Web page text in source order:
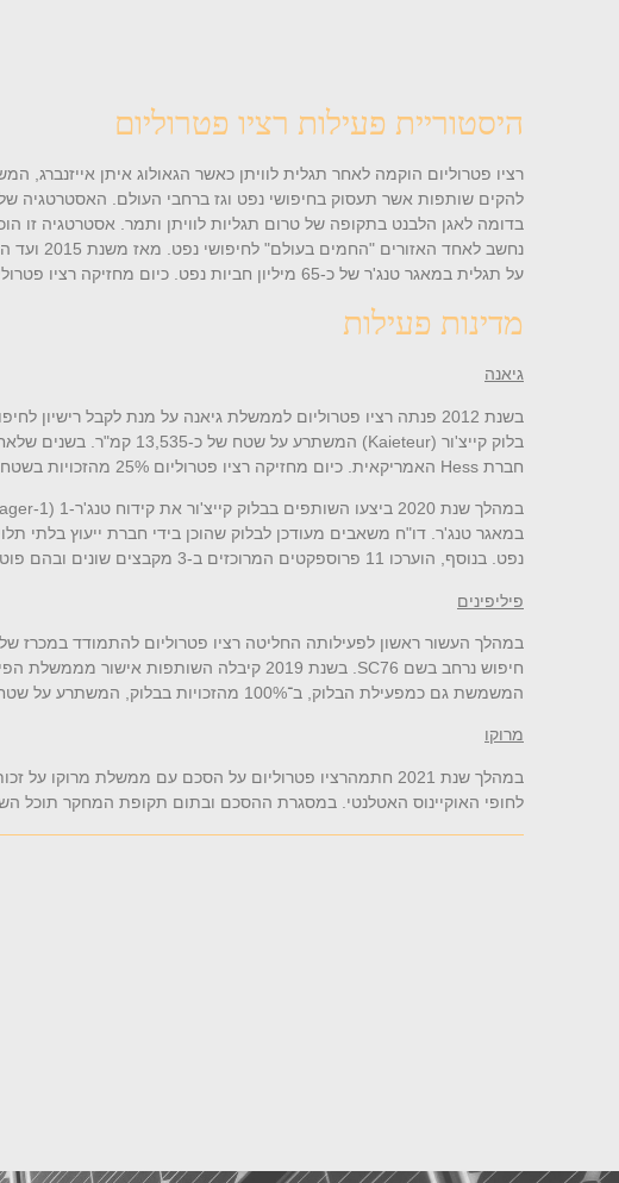
היסטוריית פעילות רציו פטרוליום
רציו פטרוליום הוקמה לאחר תגלית לוויתן כאשר הגאולוג איתן
להקים שותפות אשר תעסוק בחיפושי נפט וגז ברחבי העולם. האסטרטגיה של
בדומה לאגן הלבנט בתקופה של טרום תגליות לוויתן ותמר. אסטרטגיה זו
נחשב לאחד האזורים "החמים בעולם" לחיפושי נפט. מאז משנת 2015 ועד היום נתגלו באגן מעל 10 מיליארד חביות נפט בנות הפקה ביותר מ־20 תגליות.
על תגלית במאגר טנג'ר של כ-65 מיליון חביות נפט. כיום מחזיקה רציו פטרוליום זכויות נפט בשלושה אגנים שונים ברחבי העולם.
מדינות פעילות
גיאנה
בשנת 2012 פנתה רציו פטרוליום לממשלת גיאנה על מנת לקבל רישיון לחיפוש, פיתוח והפקה של נפט וגז במדינה. בשנת 2015 קיבלה השותפות, יחד עם חברת
בלוק קייצ'ור (Kaieteur) המשתרע על שטח של כ-13,535 קמ"ר. בשנים שלאחר מכן צירפה רציו פטרוליום לבלוק את
חברת Hess האמריקאית. כיום מחזיקה רציו פטרוליום 25% מהזכויות בשטח הבלוק.
במהלך שנת 2020 ביצעו השותפים בבלוק קייצ'ור את קידוח טנג'ר-1 ( 1
במאגר טנג'ר. דו"ח משאבים מעודכן לבלוק שהוכן בידי חברת ייעוץ בלתי
נפט. בנוסף, הוערכו 11 פרוספקטים המרוכזים ב-3 מקבצים שונים ובהם פוטנציאל של למעלה מ־2 מיליארד חביות נפט.
פיליפינים
חיפוש נרחב בשם SC76 . בשנת 2019 קיבלה השותפות אישור מממשלת הפיליפינים להרחבת שטח החיפוש
המשמשת גם כמפעילת הבלוק, ב־100% מהזכויות בבלוק, המשתרע על שטח של כ־6,480 קמ"ר, בעומקי ים הנעים בין 900-1,700 מטרים.
מרוקו
במהלך שנת 2021 חתמהרציו פטרוליום על הסכם עם ממשלת מרוקו על זכות בלעדית ללימוד ומחקר של בלוק בשם
לחופי האוקיינוס האטלנטי. במסגרת ההסכם ובתום תקופת המחקר תוכל